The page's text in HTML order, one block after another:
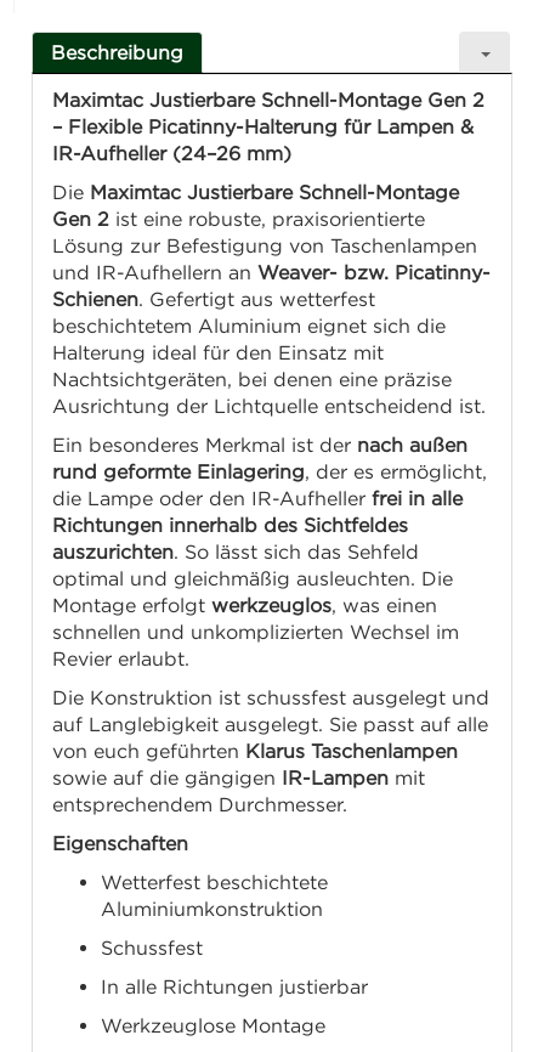
Beschreibung
Maximtac Justierbare Schnell-Montage Gen 2
– Flexible Picatinny-Halterung für Lampen &
IR-Aufheller (24–26 mm)
Die Maximtac Justierbare Schnell-Montage
Gen 2 ist eine robuste, praxisorientierte
Lösung zur Befestigung von Taschenlampen
und IR-Aufhellern anWeaver- bzw. Picatinny-
Schienen. Gefertigt aus wetterfest
beschichtetem Aluminium eignet sich die
Halterung ideal für den Einsatz mit
Nachtsichtgeräten, bei denen eine präzise
Ausrichtung der Lichtquelle entscheidend ist.
Ein besonderes Merkmal ist der nach außen
rund geformte Einlagering, der es ermöglicht,
die Lampe oder den IR-Aufhellerfrei in alle
Richtungen innerhalb des Sichtfeldes
auszurichten. So lässt sich das Sehfeld
optimal und gleichmäßig ausleuchten. Die
Montage erfolgtwerkzeuglos, was einen
schnellen und unkomplizierten Wechsel im
Revier erlaubt.
Die Konstruktion ist schussfest ausgelegt und
auf Langlebigkeit ausgelegt. Sie passt auf alle
von euch geführten Klarus Taschenlampen
sowie auf die gängigen IR-Lampen mit
entsprechendem Durchmesser.
Eigenschaften
Wetterfest beschichtete
Aluminiumkonstruktion
Schussfest
In alle Richtungen justierbar
Werkzeuglose Montage